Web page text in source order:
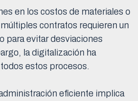
en los costos de materiales o
contratos requieren un
para evitar desviaciones
la digitalización ha
estos procesos.
eficiente implica